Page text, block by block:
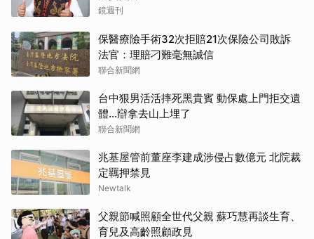
鏡週刊
保醫療險手術32次拒賠21次保險公司敗訴
法官：理賠刁難毫無誠信
聯合新聞網
台中狠男活活摔死黑貴賓 動保處上門拒交遺
體…辯拿去山上埋了
聯合新聞網
兆基屋管前董座李建成涉侵占數億元 北院裁
定羈押禁見
Newtalk
父親節喊照顧全世代父親 蘇巧慧再談生育、
育兒及高齡照顧政見